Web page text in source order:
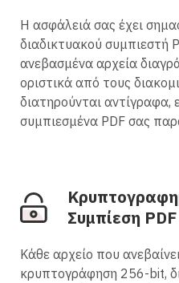
Η ασφάλειά σας έχει
διαδικτυακού συμπιεστή
ανεβασμένα αρχεία
οριστικά από τους
διατηρούνται αντίγραφα,
συμπιεσμένα PDF σας
Συμπίεση PDF
Κάθε αρχείο που
κρυπτογράφηση 256-bit,